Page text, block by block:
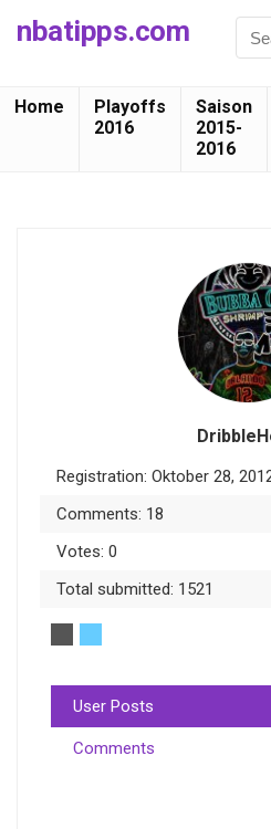
nbatipps.com
Home
Playoffs
2016
Saison
2015-
2016
Registration: Oktober 28,
Comments: 18
Votes: 0
Total submitted: 1521
User Posts
Comments